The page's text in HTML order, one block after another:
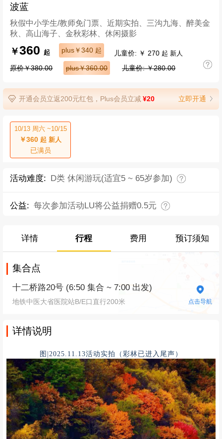
波蓝
秋假中小学生/教师免门票、近期实拍、三沟九海、醉美金
秋、高山海子、金秋彩林、休闲摄影
￥360起 plus￥340 起 儿童价: ￥ 270 起 新人
原价￥380.00 plus￥360.00 儿童价: ￥280.00
开通会员立返200元红包，Plus会员立减¥20 立即开通
10/13 周六 ~10/15
￥360起 新人
已满员
活动难度: D类 休闲游玩(适宜5 ~ 65岁参加)
公益: 每次参加活动LU将公益捐赠0.5元
详情 行程 费用 预订须知
集合点
十二桥路20号 (6:50 集合 ~ 7:00 出发)
地铁中医大省医院站B/E口直行200米 点击导航
详情说明
图|2025.11.13活动实拍（彩林已进入尾声）